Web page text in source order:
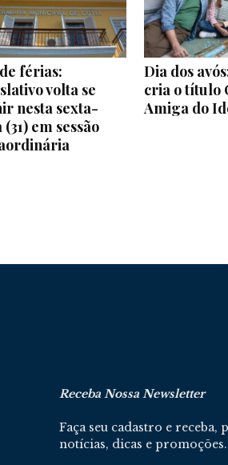
férias:
volta se
nesta sexta-
em sessão
Dia dos
cria o título
Amiga do
Receba Nossa Newsletter
Faça seu cadastro e receba,
notícias, dicas e promoções.